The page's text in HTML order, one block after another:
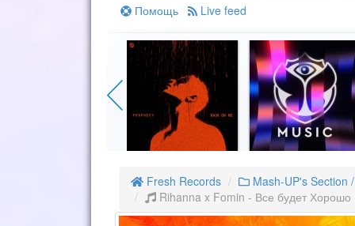
Помощь
Live feed
Fresh Records
Mash-UP's Section
Rihanna x Fomin - Все будет